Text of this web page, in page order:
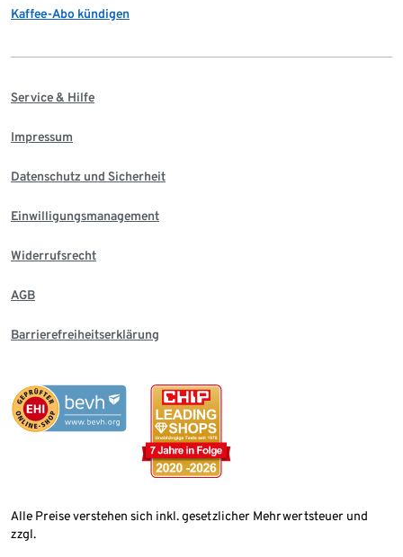
Kaffee-Abo kündigen
Service & Hilfe
Impressum
Datenschutz und Sicherheit
Einwilligungsmanagement
Widerrufsrecht
AGB
Barrierefreiheitserklärung
Alle Preise verstehen sich inkl. gesetzlicher Mehrwertsteuer und
zzgl.